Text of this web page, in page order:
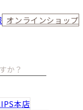
オンラインショップ
本店